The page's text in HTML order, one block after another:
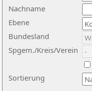
Nachname
Ebene
Sortierung
Bundesland
Spgem./Kreis/Verein